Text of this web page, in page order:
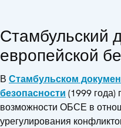
Стамбульский
европейской
В Стамбульском
безопасности (1999 года)
возможности ОБСЕ в
урегулирования